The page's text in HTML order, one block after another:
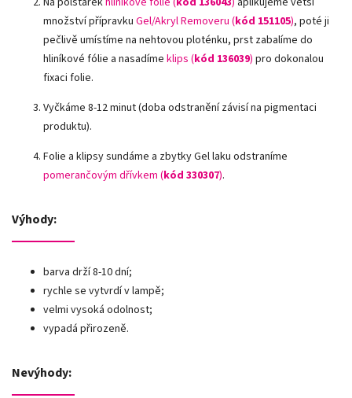
množství přípravku Gel/Akryl Removeru (kód 151105), poté ji
pečlivě umístíme na nehtovou ploténku, prst zabalíme do
hliníkové fólie a nasadíme klips (kód 136039) pro dokonalou
fixaci folie.
Vyčkáme 8-12 minut (doba odstranění závisí na pigmentaci
produktu).
Folie a klipsy sundáme a zbytky Gel laku odstraníme
pomerančovým dřívkem (kód 330307).
Výhody:
barva drží 8-10 dní;
rychle se vytvrdí v lampě;
velmi vysoká odolnost;
vypadá přirozeně.
Nevýhody: